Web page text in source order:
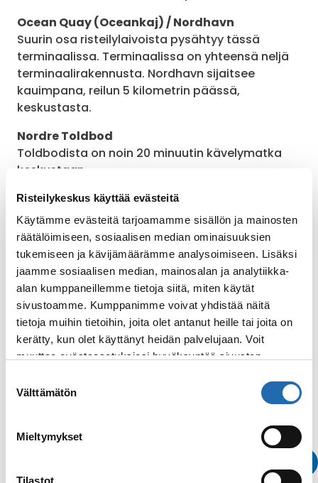
Risteilykeskus käyttää evästeitä
Käytämme evästeitä tarjoamamme sisällön ja mainosten
räätälöimiseen, sosiaalisen median ominaisuuksien
tukemiseen ja kävijämäärämme analysoimiseen. Lisäksi
jaamme sosiaalisen median, mainosalan ja analytiikka-
alan kumppaneillemme tietoja siitä, miten käytät
sivustoamme. Kumppanimme voivat yhdistää näitä
tietoja muihin tietoihin, joita olet antanut heille tai joita on
kerätty, kun olet käyttänyt heidän palvelujaan. Voit
muuttaa evästeasetuksiesi hyväksyntää sivuston
valinta
Välttämätön
Mieltymykset
Tilastot
Ocean Quay (Oceankaj) / Nordhavn
Suurin osa risteilylaivoista pysähtyy tässä
terminaalissa. Terminaalissa on yhteensä neljä
terminaalirakennusta. Nordhavn sijaitsee
kauimpana, reilun 5 kilometrin päässä,
keskustasta.
Nordre Toldbod
Toldbodista on noin 20 minuutin kävelymatka
keskustaan.
Langelinie Quay
Langelinieen pysähtyy pienempiä laivoja. Tästä
terminaalista on noin 30 minuutin kävelymatka
keskustaan.
Varaa Kööpenhaminan risteilyt
Itämeri